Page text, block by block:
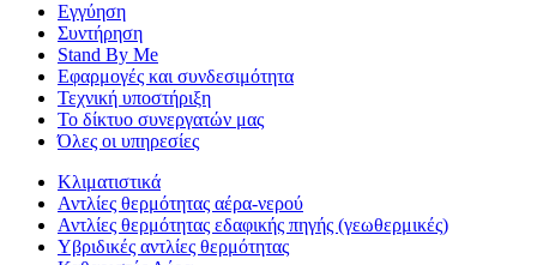
Εγγύηση
Συντήρηση
Stand By Me
Εφαρμογές και συνδεσιμότητα
Τεχνική υποστήριξη
Το δίκτυο συνεργατών μας
Όλες οι υπηρεσίες
Κλιματιστικά
Αντλίες θερμότητας αέρα-νερού
Αντλίες θερμότητας εδαφικής πηγής (γεωθερμικές)
Υβριδικές αντλίες θερμότητας